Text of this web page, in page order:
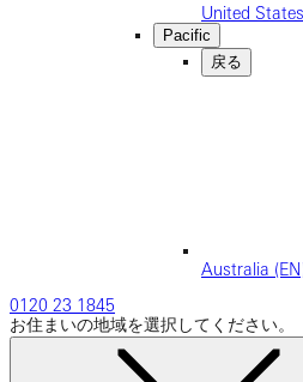
United
Pacific
戻る
Australia
0120 23 1845
お住まいの地域を選択してください。